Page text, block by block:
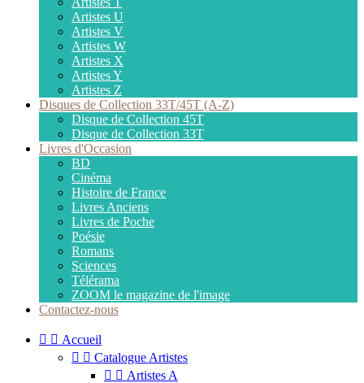
Artistes U
Artistes V
Artistes W
Artistes X
Artistes Y
Artistes Z
Disques de Collection 33T/45T (A-Z)
Disque de Collection 45T
Disque de Collection 33T
Livres d'Occasion
BD
Cinéma
Histoire de France
Livres Anciens
Livres de Poche
Poésie
Romans
Sciences
Télérama
ZOOM le magazine de l'image
Contactez-nous
  Accueil
  Catalogue Artistes
  Artistes A